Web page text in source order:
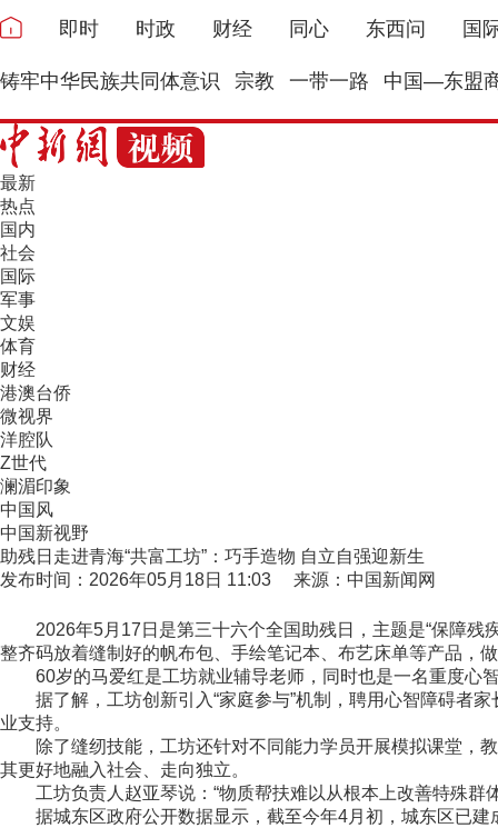
即时 时政 财经 同心 东西问 国
铸牢中华民族共同体意识 宗教 一带一路 中国—东盟
最新
热点
国内
社会
国际
军事
文娱
体育
财经
港澳台侨
微视界
洋腔队
Z世代
澜湄印象
中国风
中国新视野
助残日走进青海“共富工坊”：巧手造物 自立自强迎新生
发布时间：2026年05月18日 11:03 来源：中国新闻网
2026年5月17日是第三十六个全国助残日，主题是“保障残
整齐码放着缝制好的帆布包、手绘笔记本、布艺床单等产品，
60岁的马爱红是工坊就业辅导老师，同时也是一名重度心智
据了解，工坊创新引入“家庭参与”机制，聘用心智障碍者家
业支持。
除了缝纫技能，工坊还针对不同能力学员开展模拟课堂，教
其更好地融入社会、走向独立。
工坊负责人赵亚琴说：“物质帮扶难以从根本上改善特殊群
据城东区政府公开数据显示，截至今年4月初，城东区已建